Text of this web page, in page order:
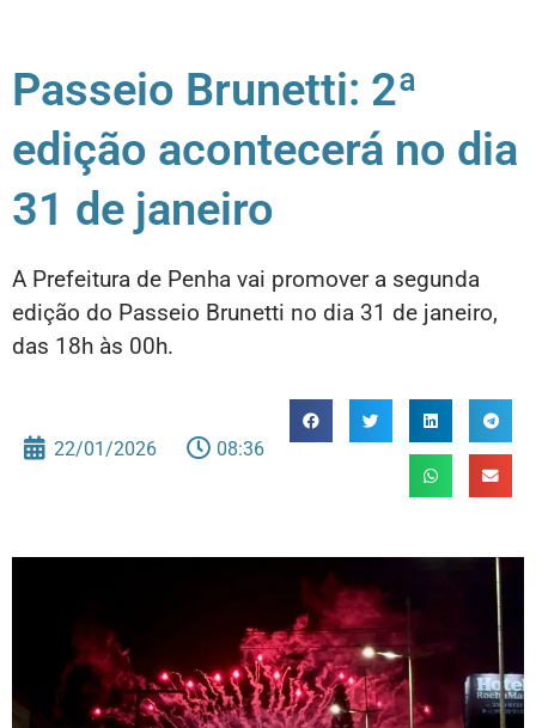
Passeio Brunetti: 2ª
edição acontecerá no dia
31 de janeiro
A Prefeitura de Penha vai promover a segunda
edição do Passeio Brunetti no dia 31 de janeiro,
das 18h às 00h.
22/01/2026 08:36